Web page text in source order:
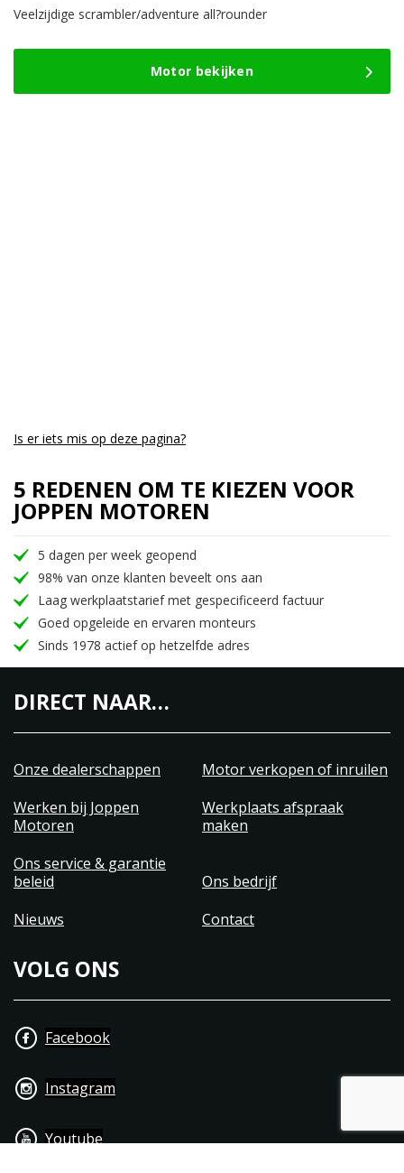
Veelzijdige scrambler/adventure all?rounder
Motor bekijken
Is er iets mis op deze pagina?
5 REDENEN OM TE KIEZEN VOOR
JOPPEN MOTOREN
5 dagen per week geopend
98% van onze klanten beveelt ons aan
Laag werkplaatstarief met gespecificeerd factuur
Goed opgeleide en ervaren monteurs
Sinds 1978 actief op hetzelfde adres
DIRECT NAAR…
Onze dealerschappen
Motor verkopen of inruilen
Werken bij Joppen
Motoren
Werkplaats afspraak
maken
Ons service & garantie
beleid
Ons bedrijf
Nieuws
Contact
VOLG ONS
Facebook
Instagram
Youtube